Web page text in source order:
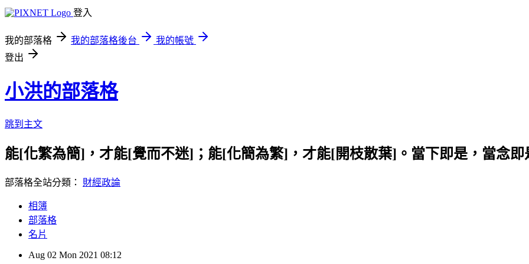
登入
我的部落格 我的部落格後台
我的帳號
登出
小洪的部落格
跳到主文
能[化繁為簡]，才能[覺而不迷]；能[化簡為繁]，才能[開枝散葉]。當下即是，當念即
部落格全站分類： 財經政論
相簿
部落格
名片
Aug 02 Mon 2021 08:12